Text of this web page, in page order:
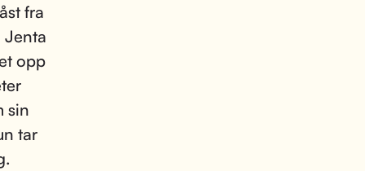
fra
Jenta
opp
sin
tar